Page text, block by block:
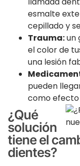
esmalte
cepillado y
Trauma:un
el color de
una lesión
pueden
como efecto
¿Qué
solución
tiene el
dientes?